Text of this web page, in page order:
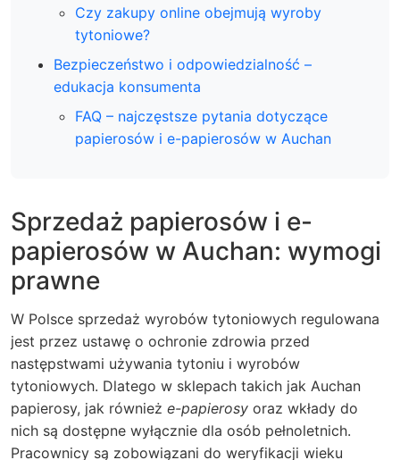
Czy zakupy online obejmują wyroby
tytoniowe?
Bezpieczeństwo i odpowiedzialność –
edukacja konsumenta
FAQ – najczęstsze pytania dotyczące
papierosów i e-papierosów w Auchan
Sprzedaż papierosów i e-
papierosów w Auchan: wymogi
prawne
W Polsce sprzedaż wyrobów tytoniowych regulowana
jest przez ustawę o ochronie zdrowia przed
następstwami używania tytoniu i wyrobów
tytoniowych. Dlatego w sklepach takich jak Auchan
papierosy, jak również e-papierosy oraz wkłady do
nich są dostępne wyłącznie dla osób pełnoletnich.
Pracownicy są zobowiązani do weryfikacji wieku